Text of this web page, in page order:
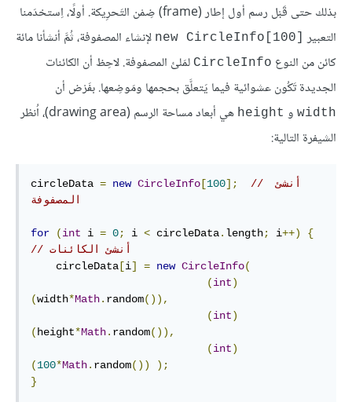
بذلك حتى قَبْل رسم أول إطار (frame) ضِمْن التَحرِيكة. أولًا، اِستخدَمنا
التعبير
new CircleInfo[100]‎ لإنشاء المصفوفة، ثُمَّ أنشأنا مائة
كائن من النوع CircleInfo لمَلئ المصفوفة. لاحِظ أن الكائنات
الجديدة تَكُون عشوائية فيما يَتعلَّق بحجمها ومَوضِعها. بفَرْض أن
width و height
هي أبعاد مساحة الرسم (drawing area)، اُنظر
الشيفرة التالية:
circleData = new CircleInfo [100];
// أنشئ
المصفوفة
for (int i = 0; i < circleData. length; i++)
{
// أنشئ الكائنات
    circleData
[i] = new CircleInfo(
(int)
(width*Math. random()),
(int)
(height*Math. random()),
(int)
(100*Math. random())
);
}